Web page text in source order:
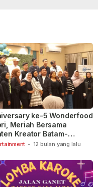
- 12 bulan yang lalu
ke-5 Wonderfood
Meriah Bersama
Kreator Batam-